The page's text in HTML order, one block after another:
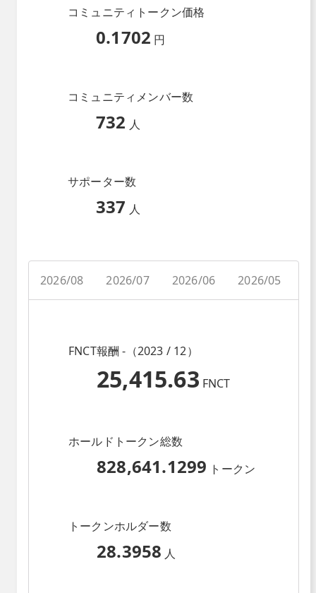
コミュニティトークン価格
0.1702 円
コミュニティメンバー数
732 人
サポーター数
337 人
2026/08 2026/07 2026/06 2026/05
FNCT報酬 -（2023 / 12）
25,415.63 FNCT
ホールドトークン総数
828,641.1299 トークン
トークンホルダー数
28.3958 人